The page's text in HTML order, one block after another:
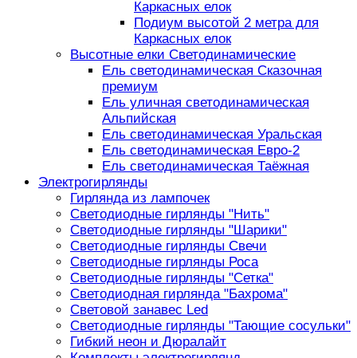
Каркасных елок
Подиум высотой 2 метра для
Каркасных елок
Высотные елки Светодинамические
Ель светодинамическая Сказочная
премиум
Ель уличная светодинамическая
Альпийская
Ель светодинамическая Уральская
Ель светодинамическая Евро-2
Ель светодинамическая Таёжная
Электрогирлянды
Гирлянда из лампочек
Светодиодные гирлянды "Нить"
Светодиодные гирлянды "Шарики"
Светодиодные гирлянды Свечи
Светодиодные гирлянды Роса
Светодиодные гирлянды "Сетка"
Светодиодная гирлянда "Бахрома"
Световой занавес Led
Светодиодные гирлянды "Тающие сосульки"
Гибкий неон и Дюралайт